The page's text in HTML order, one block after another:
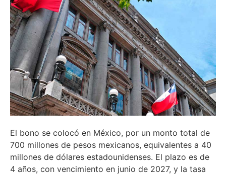
El bono se colocó en México, por un monto total de
700 millones de pesos mexicanos, equivalentes a 40
millones de dólares estadounidenses. El plazo es de
4 años, con vencimiento en junio de 2027, y la tasa